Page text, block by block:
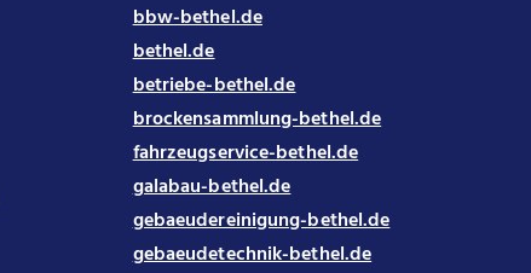
bbw-bethel.de
bethel.de
betriebe-bethel.de
brockensammlung-bethel.de
fahrzeugservice-bethel.de
galabau-bethel.de
gebaeudereinigung-bethel.de
gebaeudetechnik-bethel.de